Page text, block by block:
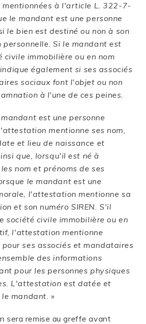
mentionnées à l'article L. 322-7-
le mandant est une personne
le bien est destiné ou non à son
personnelle. Si le mandant est
civile immobilière ou en nom
également si ses associés
sociaux font l'objet ou non
à l'une de ces peines.
est une personne
mentionne ses nom,
et lieu de naissance et
que, lorsqu'il est né à
nom et prénoms de ses
le mandant est une
l'attestation mentionne sa
et son numéro SIREN. S'il
société civile immobilière ou en
l'attestation mentionne
ses associés et mandataires
des informations
pour les personnes physiques
L'attestation est datée et
mandant. »
sera remise au greffe avant